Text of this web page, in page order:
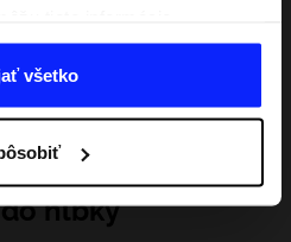
poskytnete mimo tejto
ktoré získajú v
ich služieb. S vaším
zacielili a zlepšili spôsob
vykonali analytický
riešenia ponúkané
všetko
hĺbky